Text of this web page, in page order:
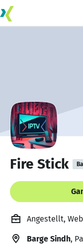
Fire Stick
Angestellt,
Barge Sindh,